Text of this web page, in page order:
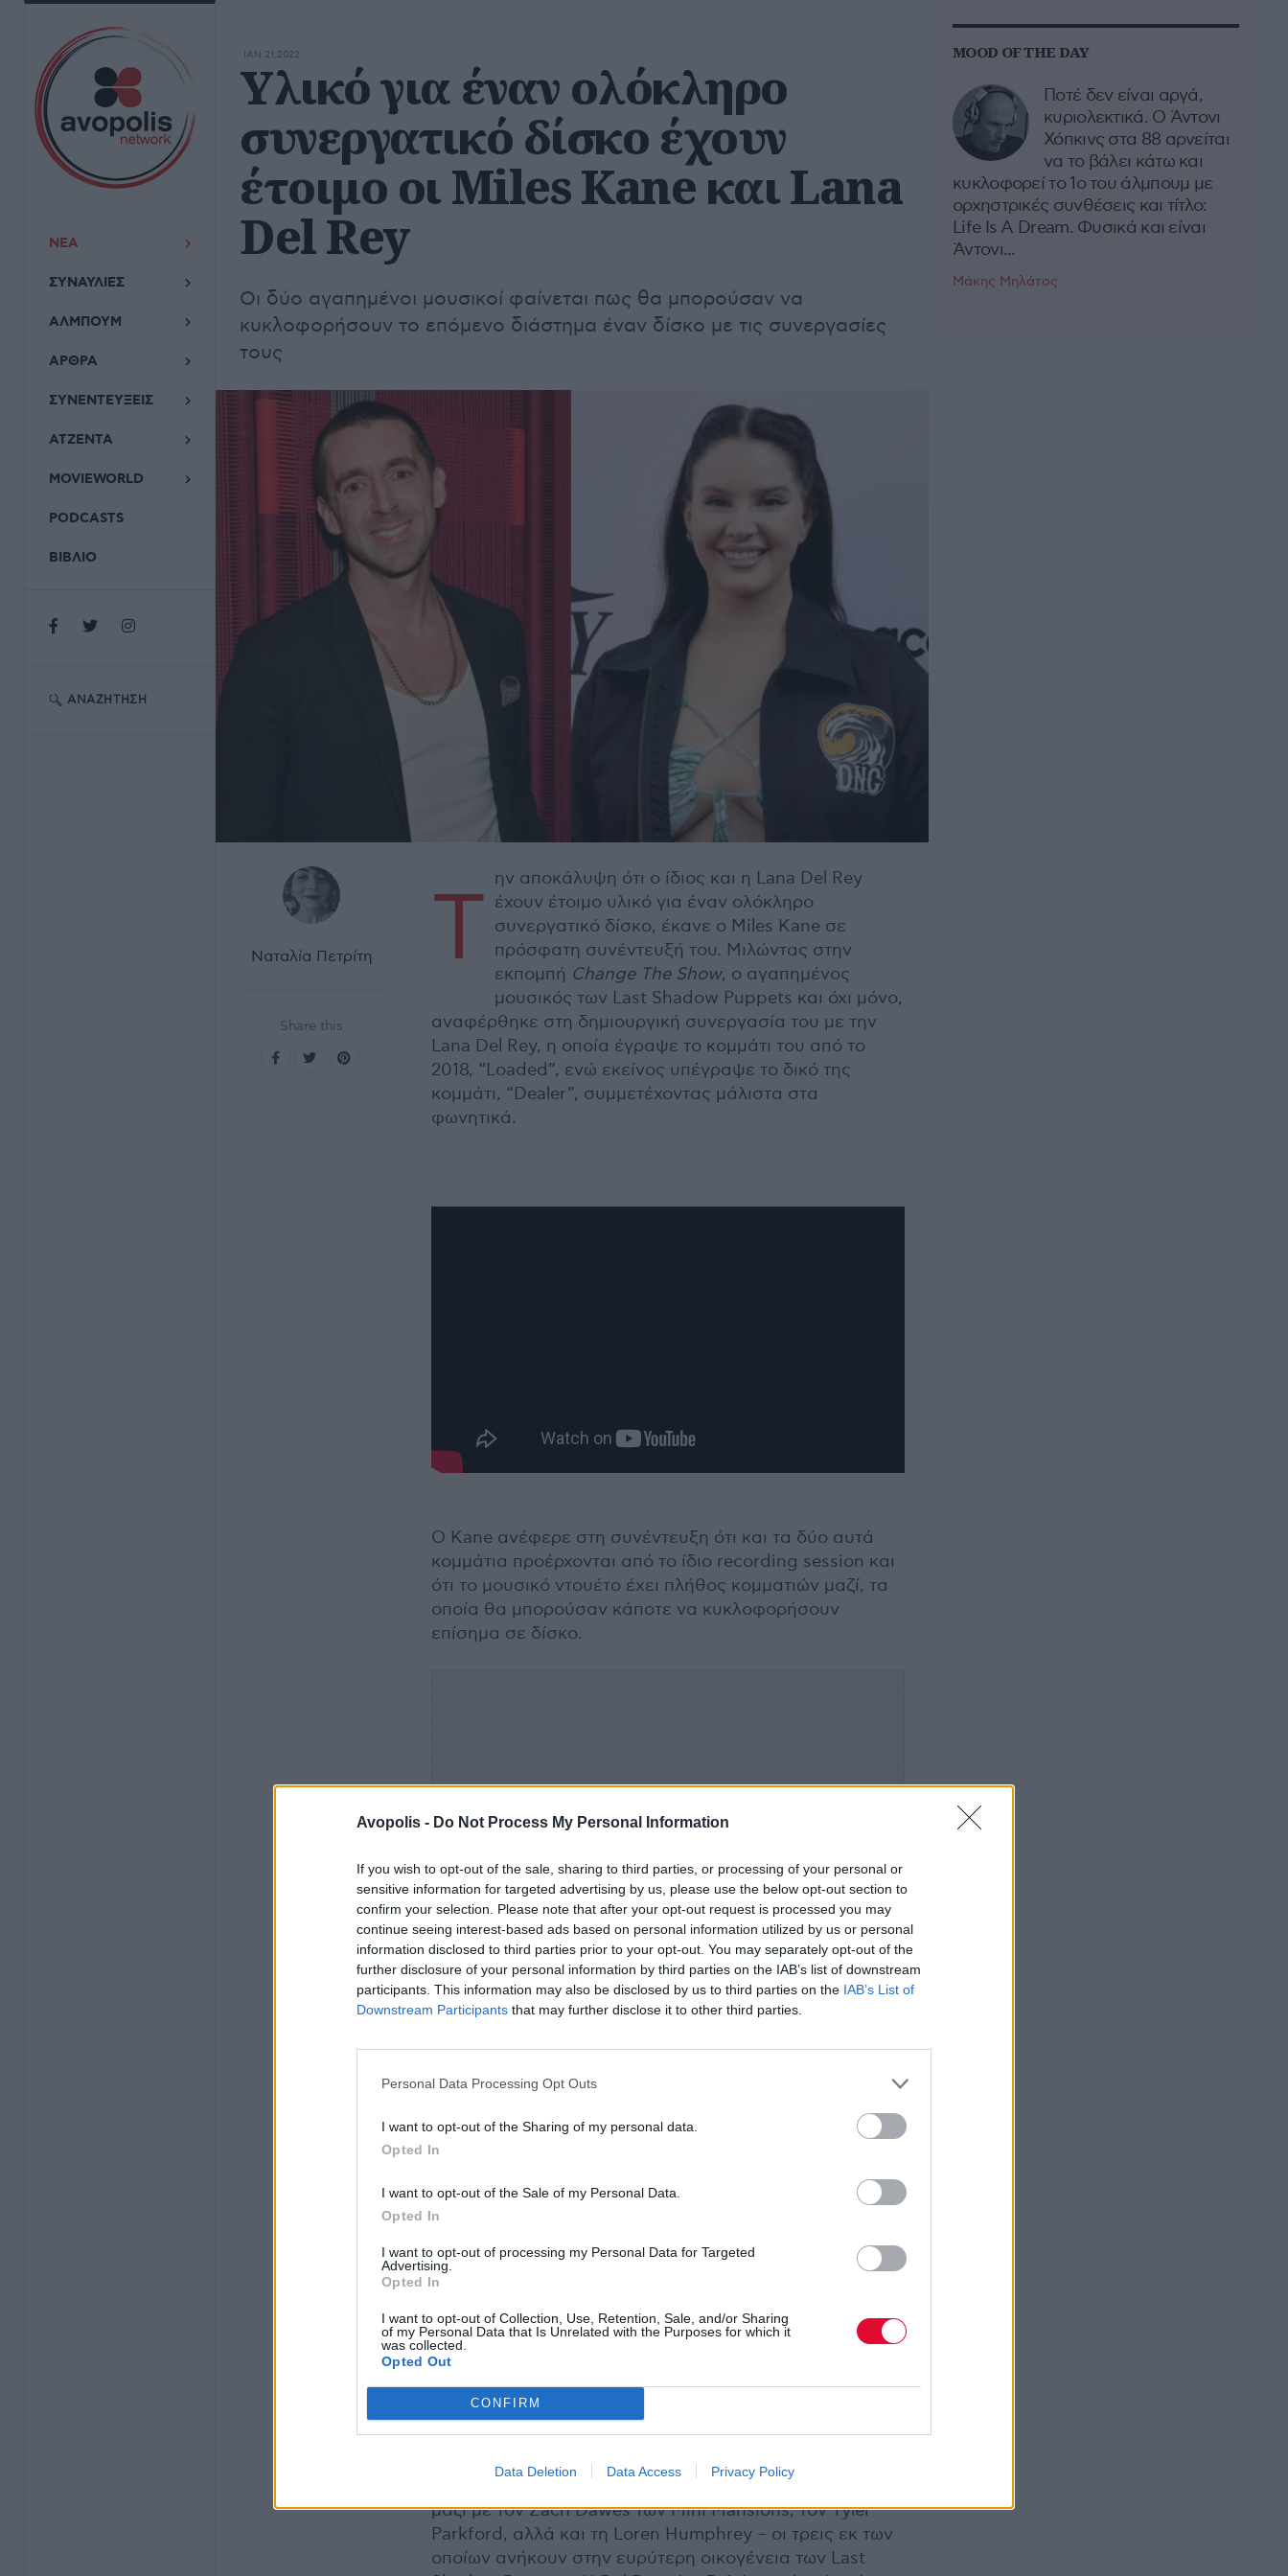
Avopolis - Do Not Process My Personal Information
If you wish to opt-out of the sale, sharing to third parties, or processing of your personal or
sensitive information for targeted advertising by us, please use the below opt-out section to
confirm your selection. Please note that after your opt-out request is processed you may
continue seeing interest-based ads based on personal information utilized by us or personal
information disclosed to third parties prior to your opt-out. You may separately opt-out of the
further disclosure of your personal information by third parties on the IAB’s list of downstream
participants. This information may also be disclosed by us to third parties on the IAB’s List of
Downstream Participants that may further disclose it to other third parties.
Personal Data Processing Opt Outs
I want to opt-out of the Sharing of my personal data.
Opted In
I want to opt-out of the Sale of my Personal Data.
Opted In
I want to opt-out of processing my Personal Data for Targeted
Advertising.
Opted In
I want to opt-out of Collection, Use, Retention, Sale, and/or Sharing
of my Personal Data that Is Unrelated with the Purposes for which it
was collected.
Opted Out
CONFIRM
Data Deletion Data Access Privacy Policy
ΝΕΑ
ΣΥΝΑΥΛΙΕΣ
ΑΛΜΠΟΥΜ
ΑΡΘΡΑ
ΣΥΝΕΝΤΕΥΞΕΙΣ
ΑΤΖΕΝΤΑ
MOVIEWORLD
PODCASTS
ΒΙΒΛΙΟ
ΑΝΑΖΉΤΗΣΗ
ΙΑΝ 21,2022
Υλικό για έναν ολόκληρο
συνεργατικό δίσκο έχουν
έτοιμο οι Miles Kane και Lana
Del Rey
Οι δύο αγαπημένοι μουσικοί φαίνεται πως θα μπορούσαν να
κυκλοφορήσουν το επόμενο διάστημα έναν δίσκο με τις συνεργασίες
τους
Ναταλία Πετρίτη
Share this
Τ
ην αποκάλυψη ότι ο ίδιος και η Lana Del Rey
έχουν έτοιμο υλικό για έναν ολόκληρο
συνεργατικό δίσκο, έκανε ο Miles Kane σε
πρόσφατη συνέντευξή του. Μιλώντας στην
εκπομπή Change The Show, ο αγαπημένος
μουσικός των Last Shadow Puppets και όχι μόνο,
αναφέρθηκε στη δημιουργική συνεργασία του με την
Lana Del Rey, η οποία έγραψε το κομμάτι του από το
2018, “Loaded”, ενώ εκείνος υπέγραψε το δικό της
κομμάτι, “Dealer”, συμμετέχοντας μάλιστα στα
φωνητικά.
Ο Kane ανέφερε στη συνέντευξη ότι και τα δύο αυτά
κομμάτια προέρχονται από το ίδιο recording session και
ότι το μουσικό ντουέτο έχει πλήθος κομματιών μαζί, τα
οποία θα μπορούσαν κάποτε να κυκλοφορήσουν
επίσημα σε δίσκο.
Σε συνέντευξή της στο ΝΜΕ, η Del Rey είχε αναφερθεί
μαζί με τον Zach Dawes των Mini Mansions, τον Tyler
Parkford, αλλά και τη Loren Humphrey – οι τρεις εκ των
οποίων ανήκουν στην ευρύτερη οικογένεια των Last
MOOD OF THE DAY
Ποτέ δεν είναι αργά,
κυριολεκτικά. Ο Άντονι
Χόπκινς στα 88 αρνείται
να το βάλει κάτω και
κυκλοφορεί το 1ο του άλμπουμ με
ορχηστρικές συνθέσεις και τίτλο:
Life Is A Dream. Φυσικά και είναι
Άντονι...
Μάκης Μηλάτος